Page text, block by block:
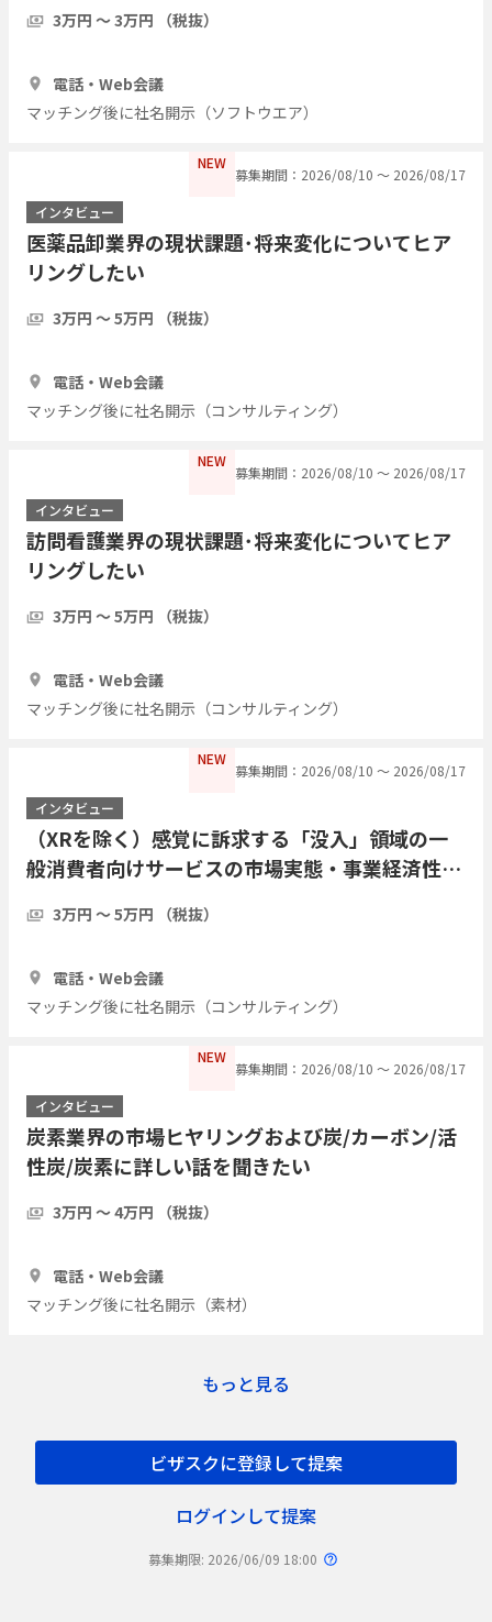
3万円 〜 3万円 （税抜）
電話・Web会議
マッチング後に社名開示（ソフトウエア）
NEW
募集期間：2026/08/10 〜 2026/08/17
インタビュー
医薬品卸業界の現状課題･将来変化についてヒア
リングしたい
3万円 〜 5万円 （税抜）
電話・Web会議
マッチング後に社名開示（コンサルティング）
NEW
募集期間：2026/08/10 〜 2026/08/17
インタビュー
訪問看護業界の現状課題･将来変化についてヒア
リングしたい
3万円 〜 5万円 （税抜）
電話・Web会議
マッチング後に社名開示（コンサルティング）
NEW
募集期間：2026/08/10 〜 2026/08/17
インタビュー
（XRを除く）感覚に訴求する「没入」領域の一
般消費者向けサービスの市場実態・事業経済性・
3万円 〜 5万円 （税抜）
電話・Web会議
マッチング後に社名開示（コンサルティング）
NEW
募集期間：2026/08/10 〜 2026/08/17
インタビュー
炭素業界の市場ヒヤリングおよび炭/カーボン/活
性炭/炭素に詳しい話を聞きたい
3万円 〜 4万円 （税抜）
電話・Web会議
マッチング後に社名開示（素材）
もっと見る
ビザスクに登録して提案
ログインして提案
募集期限: 2026/06/09 18:00